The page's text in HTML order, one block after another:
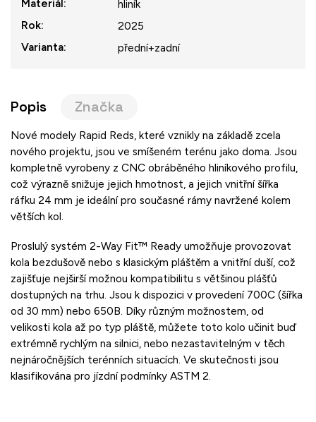
Materiál:
hliník
Rok:
2025
Varianta: přední+zadní
Popis Značka
Nové modely Rapid Reds, které vznikly na základě zcela
nového projektu, jsou ve smíšeném terénu jako doma. Jsou
kompletně vyrobeny z CNC obráběného hliníkového profilu,
což výrazně snižuje jejich hmotnost, a jejich vnitřní šířka
ráfku 24 mm je ideální pro současné rámy navržené kolem
větších kol.
Proslulý systém 2-Way Fit™ Ready umožňuje provozovat
kola bezdušově nebo s klasickým pláštěm a vnitřní duší, což
zajišťuje nejširší možnou kompatibilitu s většinou plášťů
dostupných na trhu. Jsou k dispozici v provedení 700C (šířka
od 30 mm) nebo 650B. Díky různým možnostem, od
velikosti kola až po typ pláště, můžete toto kolo učinit buď
extrémně rychlým na silnici, nebo nezastavitelným v těch
nejnáročnějších terénních situacích. Ve skutečnosti jsou
klasifikována pro jízdní podmínky ASTM 2.